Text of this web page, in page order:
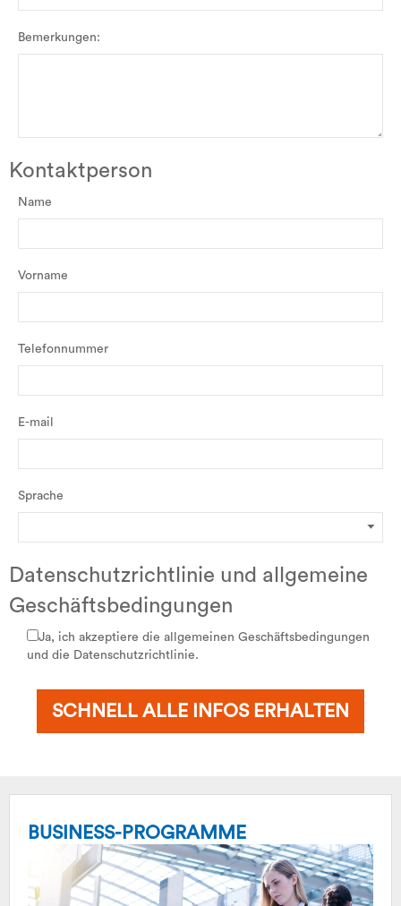
Bemerkungen:
Kontaktperson
Name
Vorname
Telefonnummer
E-mail
Sprache
Datenschutzrichtlinie und allgemeine
Geschäftsbedingungen
Ja, ich akzeptiere die allgemeinen Geschäftsbedingungen
und die Datenschutzrichtlinie.
BUSINESS-PROGRAMME